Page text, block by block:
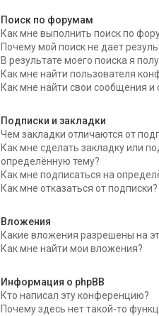
Поиск по форумам
Как мне выполнить поиск по
Почему мой поиск не даёт
В результате моего поиска я
Как мне найти пользователя
Как мне найти свои сообщения
Подписки и закладки
Чем закладки отличаются от
Как мне сделать закладку или
определённую тему?
Как мне подписаться на
Как мне отказаться от подписки?
Вложения
Какие вложения разрешены на
Как мне найти мои вложения?
Информация о phpBB
Кто написал эту конференцию?
Почему здесь нет такой-то